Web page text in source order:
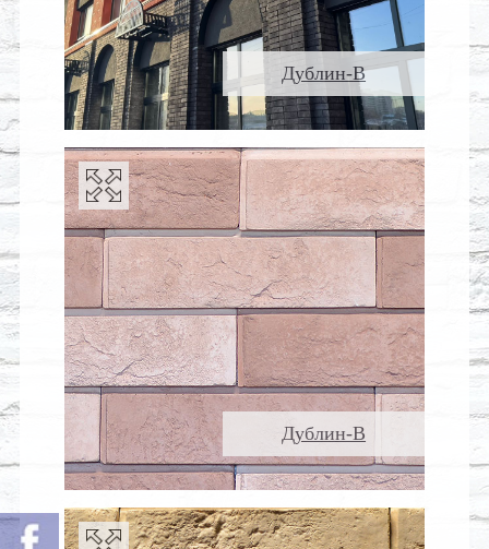
Дублин-В
Дублин-В